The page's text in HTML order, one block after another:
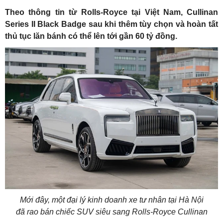
Theo thông tin từ Rolls-Royce tại Việt Nam, Cullinan
Series II Black Badge sau khi thêm tùy chọn và hoàn tất
thủ tục lăn bánh có thể lên tới gần 60 tỷ đồng.
Mới đây, một đại lý kinh doanh xe tư nhân tại Hà Nội
đã rao bán chiếc SUV siêu sang Rolls-Royce Cullinan